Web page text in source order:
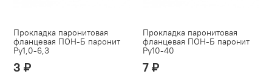
Прокладка паронитовая
фланцевая ПОН-Б паронит
Py1,0-6,3
3 ₽
Прокладка паронитовая
фланцевая ПОН-Б паронит
Py10-40
7 ₽